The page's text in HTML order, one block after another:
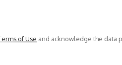
of Use and acknowledge the data